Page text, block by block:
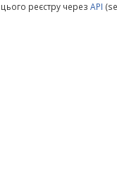
реєстру через API